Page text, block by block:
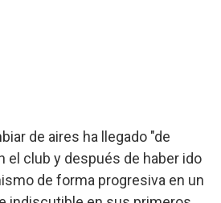
de aires ha llegado "de
el club y después de haber ido
de forma progresiva en un